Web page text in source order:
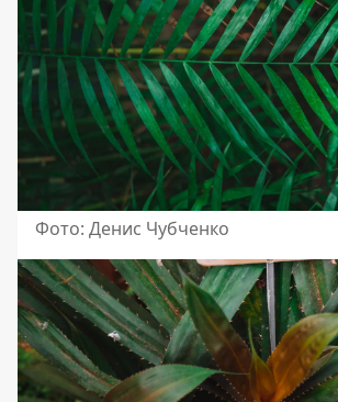
Фото: Денис Чубченко